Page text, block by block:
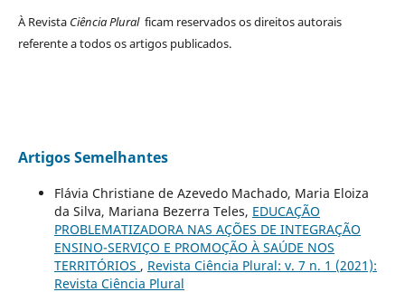
À Revista Ciência Plural ficam reservados os direitos autorais
referente a todos os artigos publicados.
Artigos Semelhantes
Flávia Christiane de Azevedo Machado, Maria Eloiza
da Silva, Mariana Bezerra Teles, EDUCAÇÃO
PROBLEMATIZADORA NAS AÇÕES DE INTEGRAÇÃO
ENSINO-SERVIÇO E PROMOÇÃO À SAÚDE NOS
TERRITÓRIOS , Revista Ciência Plural: v. 7 n. 1 (2021):
Revista Ciência Plural